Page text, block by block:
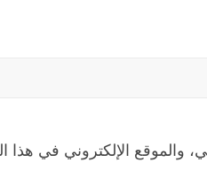
والموقع الإلكتروني في هذا